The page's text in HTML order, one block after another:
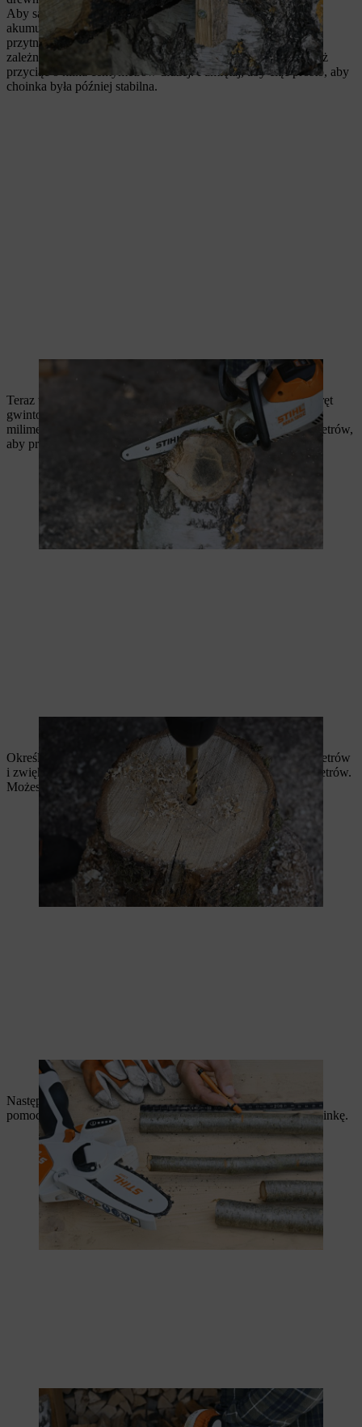
Aby samodzielnie wykonać choinkę z drewna, użyj
akumulatorowej pilarki łańcuchowej, np. STIHL MSA 120, i
przytnij pieniek na długość nieco ponad 25 centymetrów. W
zależności od pożądanej wysokości drzewka można je również
przyciąć o kilka centymetrów dłużej. Pamiętaj, aby ciąć prosto, aby
choinka była później stabilna.
PIeniek należy przyciąć na długość około 25 centymetrów.
Teraz wywierć otwór w środku pnia o tej samej średnicy co pręt
gwintowany. W naszym przykładzie średnica wynosi 10
milimetrów. Głębokość wiercenia powinna wynosić 5 centymetrów,
aby pręt gwintowany był mocno osadzony w podstawie.
Pieniek z wywierconym po środku otworem
Określ ostateczną długość gałęzi. Zacznij od około 10 centymetrów
i zwiększaj długość kilka razy, za każdym razem po 5 centymetrów.
Możesz wybrać wymiary według własnego gustu.
Zaznaczanie gałęzi przed cięciem.
Następnie przymocuj gałęzie do stabilnego stołu roboczego za
pomocą zacisków i przytnij je przecinarką, aby zbudować choinkę.
Akumulatorowa przecinarka GTA 26 pomoże Ci szybko przyciąć
gałęzie.